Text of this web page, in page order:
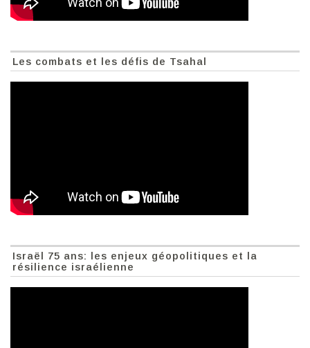
Les combats et les défis de Tsahal
Israël 75 ans: les enjeux géopolitiques et la
résilience israélienne